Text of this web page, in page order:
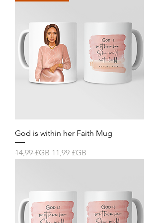
God is within her Faith Mug
Prix original
14,99 £GB Prix promotionnel
11,99 £GB